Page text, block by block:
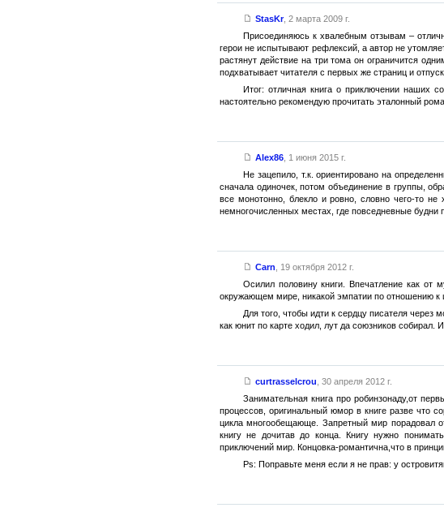
StasKr, 2 марта 2009 г.
Присоединяюсь к хвалебным отзывам –
герои не испытывают рефлексий, а автор не
растянут действие на три тома он ограничится
подхватывает читателя с первых же страниц и
Итог: отличная книга о приключении наших
настоятельно рекомендую прочитать эталонный
Alex86, 1 июня 2015 г.
Не зацепило, т.к. ориентировано на
сначала одиночек, потом объединение в группы,
все монотонно, блекло и ровно, словно чего-то
немногочисленных местах, где повседневные будни
Carn
19 октября 2012 г.
Осилил половину книги. Впечатление как
окружающем мире, никакой эмпатии по отношению к
Для того, чтобы идти к сердцу писателя
как юнит по карте ходил, лут да союзников
curtrasselcrou 30 апреля 2012 г.
Занимательная книга про робинзонаду,от
процессов, оригинальный юмор в книге разве что
цикла многообещающе. Запретный мир порадовал
книгу не дочитав до конца. Книгу нужно
приключений мир. Концовка-романтична,что в
Ps: Поправьте меня если я не прав: у